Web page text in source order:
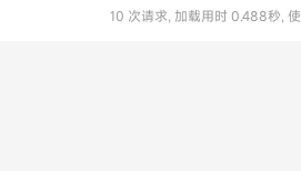
10 次请求, 加载用时 0.488秒,